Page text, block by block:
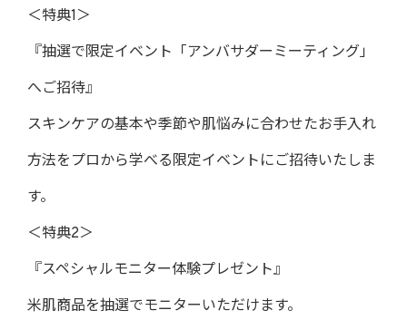
＜特典1＞
『抽選で限定イベント「アンバサダーミーティング」
へご招待』
スキンケアの基本や季節や肌悩みに合わせたお手入れ
方法をプロから学べる限定イベントにご招待いたしま
す。
＜特典2＞
『スペシャルモニター体験プレゼント』
米肌商品を抽選でモニターいただけます。